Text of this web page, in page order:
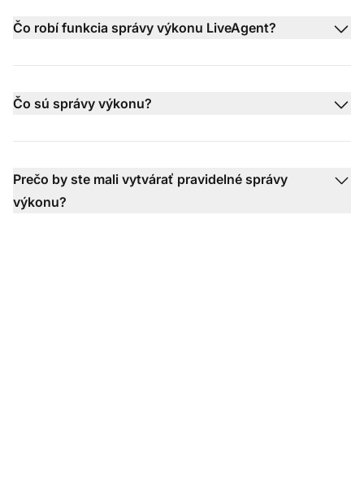
Čo robí funkcia správy výkonu LiveAgent?
Čo sú správy výkonu?
Prečo by ste mali vytvárať pravidelné správy
výkonu?